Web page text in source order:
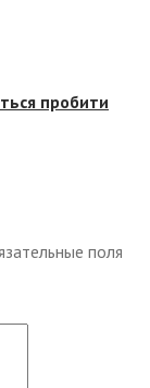
пробити
поля